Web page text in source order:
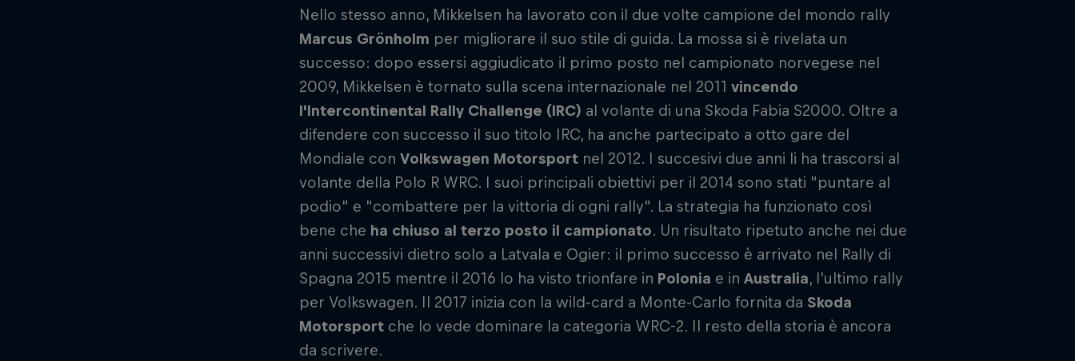
Nello stesso anno, Mikkelsen ha lavorato con il due volte campione del mondo rally
Marcus Grönholm per migliorare il suo stile di guida. La mossa si è rivelata un
successo: dopo essersi aggiudicato il primo posto nel campionato norvegese nel
2009, Mikkelsen è tornato sulla scena internazionale nel 2011 vincendo
l'Intercontinental Rally Challenge (IRC) al volante di una Skoda Fabia S2000. Oltre a
difendere con successo il suo titolo IRC, ha anche partecipato a otto gare del
Mondiale con Volkswagen Motorsport nel 2012. I succesivi due anni li ha trascorsi al
volante della Polo R WRC. I suoi principali obiettivi per il 2014 sono stati "puntare al
podio" e "combattere per la vittoria di ogni rally". La strategia ha funzionato così
bene che ha chiuso al terzo posto il campionato. Un risultato ripetuto anche nei due
anni successivi dietro solo a Latvala e Ogier: il primo successo è arrivato nel Rally di
Spagna 2015 mentre il 2016 lo ha visto trionfare in Polonia e in Australia, l'ultimo rally
per Volkswagen. Il 2017 inizia con la wild-card a Monte-Carlo fornita da Skoda
Motorsportche lo vede dominare la categoria WRC-2. Il resto della storia è ancora
da scrivere.